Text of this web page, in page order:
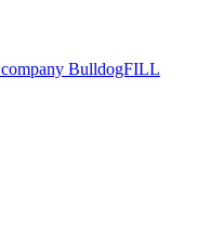
BulldogFILL